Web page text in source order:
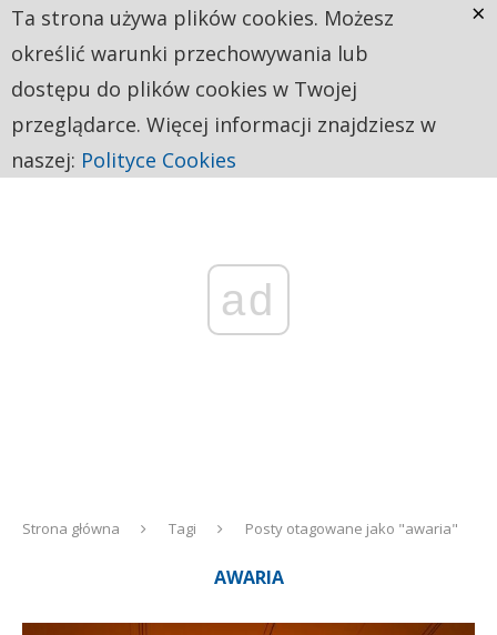
ad
Strona główna Tagi Posty otagowane jako "awaria"
AWARIA
Ta strona używa plików cookies. Możesz
określić warunki przechowywania lub
dostępu do plików cookies w Twojej
przeglądarce. Więcej informacji znajdziesz w
naszej: Polityce Cookies
×